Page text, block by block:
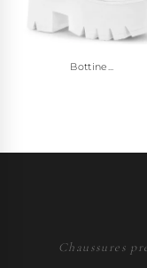
Bottine...
Chaussures